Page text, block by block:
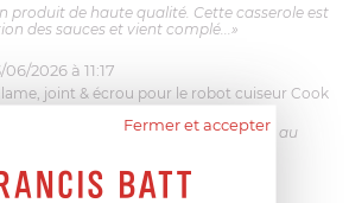
produit de haute qualité. Cette casserole est
des sauces et vient complé...»
06/2026 à 11:17
joint & écrou pour le robot cuiseur Cook
Magimix. L'écrou est un peu dur au
a été très rapide. ...»
à 09:43
Fermer et accepter